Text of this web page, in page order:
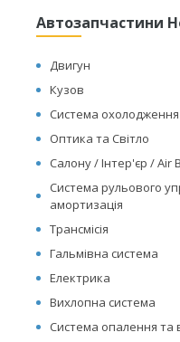
Автозапчастини
Двигун
Кузов
Система
Оптика та Світло
Салону / Інтер'єр / Air
Система рульового
амортизація
Трансмісія
Гальмівна система
Електрика
Вихлопна система
Система опалення та